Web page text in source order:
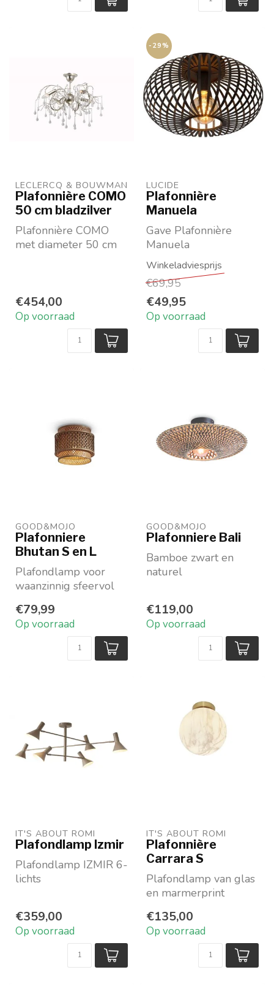
LECLERCQ & BOUWMAN
Plafonnière COMO
50 cm bladzilver
Plafonnière COMO
met diameter 50 cm
€454,00
Op voorraad
-29%
LUCIDE
Plafonnière
Manuela
Gave Plafonnière
Manuela
Metaal
€69,95
€49,95
Op voorraad
GOOD&MOJO
Plafonniere
Bhutan S en L
Plafondlamp voor
waanzinnig sfeervol
Van duurzaam
bamboe
Binnenring nature...
€79,99
Op voorraad
GOOD&MOJO
Plafonniere Bali
Bamboe zwart en
naturel
€119,00
Op voorraad
IT'S ABOUT ROMI
Plafondlamp Izmir
Plafondlamp IZMIR 6-
lichts
€359,00
Op voorraad
IT'S ABOUT ROMI
Plafonnière
Carrara S
Plafondlamp van glas
en marmerprint
Wit met gouden
Marble print...
€135,00
Op voorraad